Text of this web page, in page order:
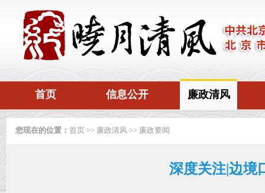
首页 信息公开 廉政清风
您现在的位置： 首页 >> 廉政清风 >> 廉政要闻
深度关注|边境